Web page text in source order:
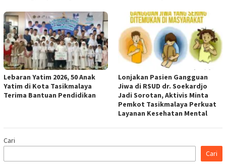
Lebaran Yatim 2026, 50 Anak
Yatim di Kota Tasikmalaya
Terima Bantuan Pendidikan
Lonjakan Pasien Gangguan
Jiwa di RSUD dr. Soekardjo
Jadi Sorotan, Aktivis Minta
Pemkot Tasikmalaya Perkuat
Layanan Kesehatan Mental
Cari
Cari